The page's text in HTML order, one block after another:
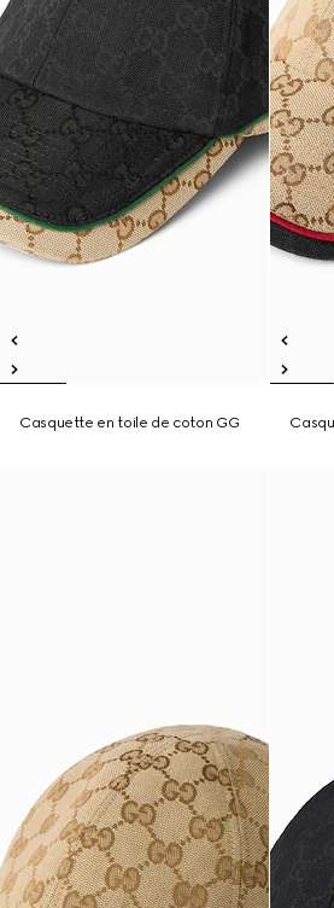
Casquette en toile de coton GG